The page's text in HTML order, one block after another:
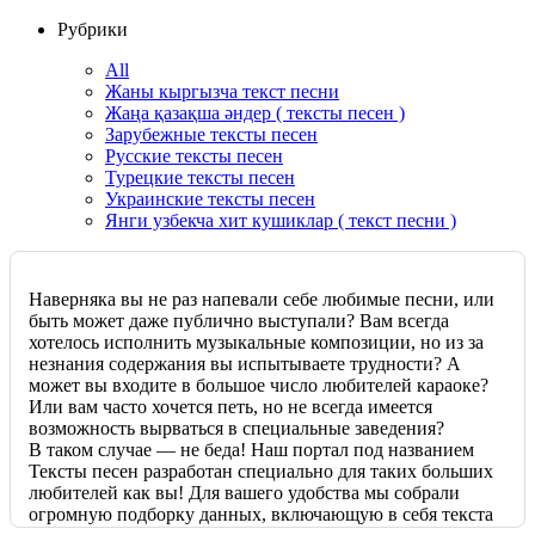
Рубрики
All
Жаны кыргызча текст песни
Жаңа қазақша әндер ( тексты песен )
Зарубежные тексты песен
Русские тексты песен
Турецкие тексты песен
Украинские тексты песен
Янги узбекча хит кушиклар ( текст песни )
Наверняка вы не раз напевали себе любимые песни, или
быть может даже публично выступали? Вам всегда
хотелось исполнить музыкальные композиции, но из за
незнания содержания вы испытываете трудности? А
может вы входите в большое число любителей караоке?
Или вам часто хочется петь, но не всегда имеется
возможность вырваться в специальные заведения?
В таком случае — не беда! Наш портал под названием
Тексты песен разработан специально для таких больших
любителей как вы! Для вашего удобства мы собрали
огромную подборку данных, включающую в себя текста